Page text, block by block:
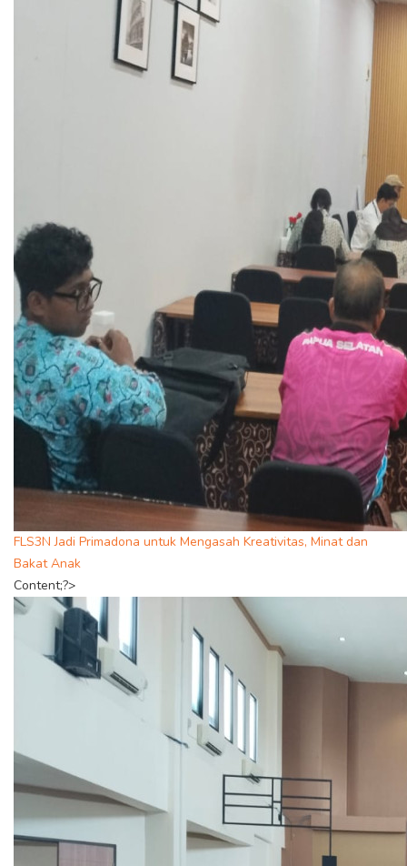
FLS3N Jadi Primadona untuk Mengasah Kreativitas, Minat dan
Bakat Anak
Content;?>